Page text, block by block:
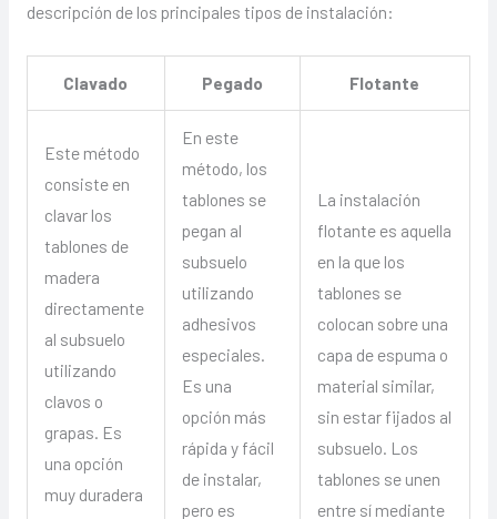
descripción de los principales tipos de instalación:
Clavado Pegado Flotante
Este método
consiste en
clavar los
tablones de
madera
directamente
al subsuelo
utilizando
clavos o
grapas. Es
una opción
muy duradera
En este
método, los
tablones se
pegan al
subsuelo
utilizando
adhesivos
especiales.
Es una
opción más
rápida y fácil
de instalar,
pero es
La instalación
flotante es aquella
en la que los
tablones se
colocan sobre una
capa de espuma o
material similar,
sin estar fijados al
subsuelo. Los
tablones se unen
entre sí mediante